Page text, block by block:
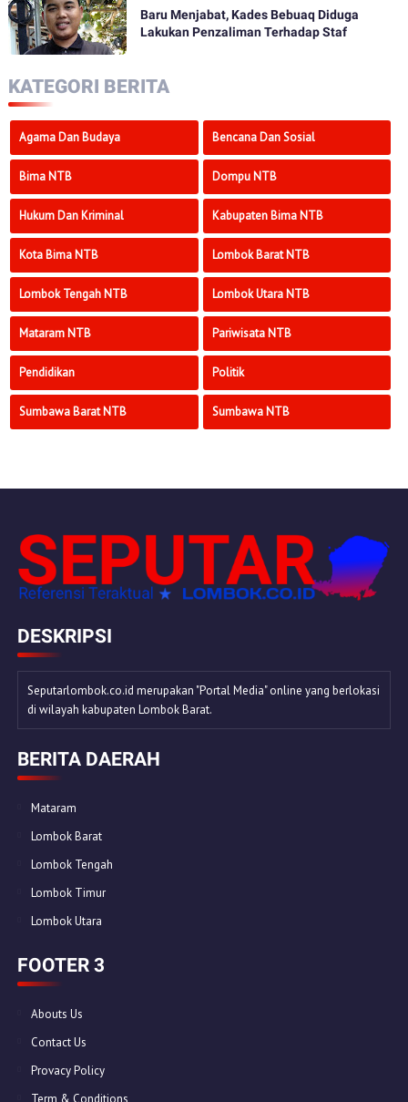
Baru Menjabat, Kades Bebuaq Diduga
Lakukan Penzaliman Terhadap Staf
KATEGORI BERITA
Agama Dan Budaya Bencana Dan Sosial
Bima NTB Dompu NTB
Hukum Dan Kriminal Kabupaten Bima NTB
Kota Bima NTB Lombok Barat NTB
Lombok Tengah NTB Lombok Utara NTB
Mataram NTB Pariwisata NTB
Pendidikan Politik
Sumbawa Barat NTB Sumbawa NTB
DESKRIPSI
Seputarlombok.co.id merupakan "Portal Media" online yang berlokasi
di wilayah kabupaten Lombok Barat.
BERITA DAERAH
Mataram
Lombok Barat
Lombok Tengah
Lombok Timur
Lombok Utara
FOOTER 3
Abouts Us
Contact Us
Provacy Policy